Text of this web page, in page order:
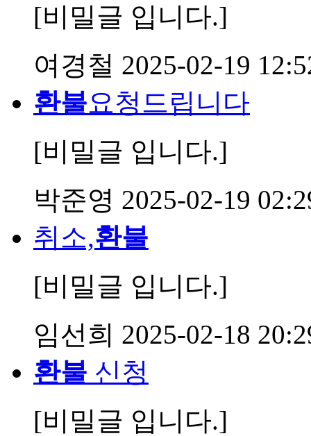
[비밀글 입니다.]
여경철 2025-02-19
환불요청드립니다
[비밀글 입니다.]
박준영 2025-02-19
취소,환불
[비밀글 입니다.]
임선희 2025-02-18
환불 신청
[비밀글 입니다.]